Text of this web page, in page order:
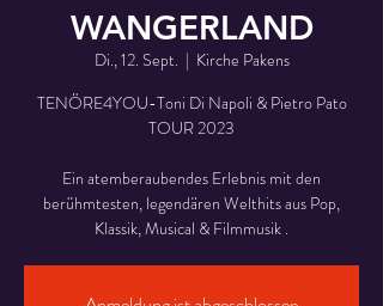
WANGERLAND
Di., 12. Sept.
  |
Kirche Pakens
TENÖRE4YOU-Toni Di Napoli & Pietro Pato
TOUR 2023
Ein atemberaubendes Erlebnis mit den
berühmtesten, legendären Welthits aus Pop,
Klassik, Musical & Filmmusik .